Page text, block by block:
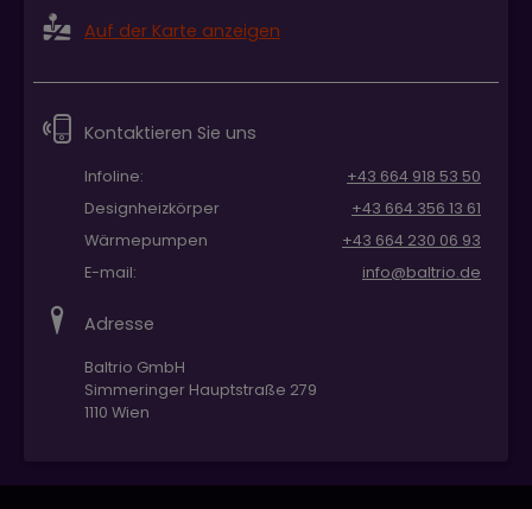
Auf der Karte anzeigen
Kontaktieren Sie uns
Infoline:
+43 664 918 53 50
Designheizkörper
+43 664 356 13 61
Wärmepumpen
+43 664 230 06 93
E-mail:
info@baltrio.de
Adresse
Baltrio GmbH
Simmeringer Hauptstraße 279
1110 Wien